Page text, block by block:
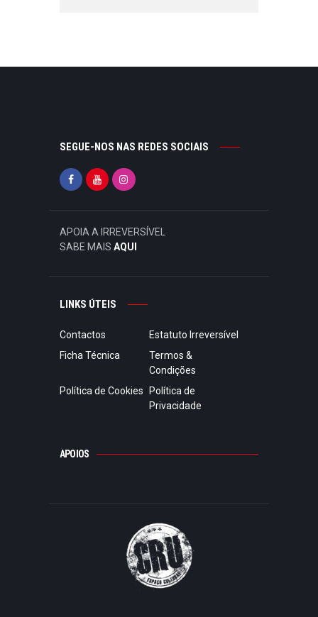
SEGUE-NOS NAS REDES SOCIAIS
APOIA A IRREVERSÍVEL
SABE MAIS AQUI
LINKS ÚTEIS
Contactos
Estatuto Irreversível
Ficha Técnica
Termos &
Condições
Política de Cookies
Política de
Privacidade
APOIOS